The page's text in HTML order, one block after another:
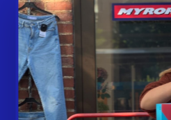
Webbshop
Butiker
Lämna in
Vårt överskott